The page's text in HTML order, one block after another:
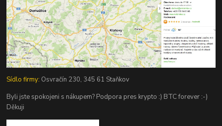
Sídlo firmy: Osvračín 230, 345 61 Staňkov
Byli jste spokojeni s nákupem? Podpora pres krypto :) BTC forever :-)
Děkuji